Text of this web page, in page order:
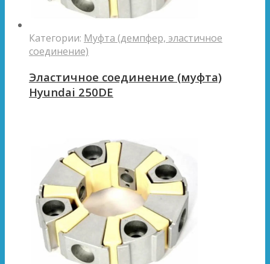
Категории: Муфта (демпфер, эластичное
соединение)
Эластичное соединение (муфта)
Hyundai 250DE